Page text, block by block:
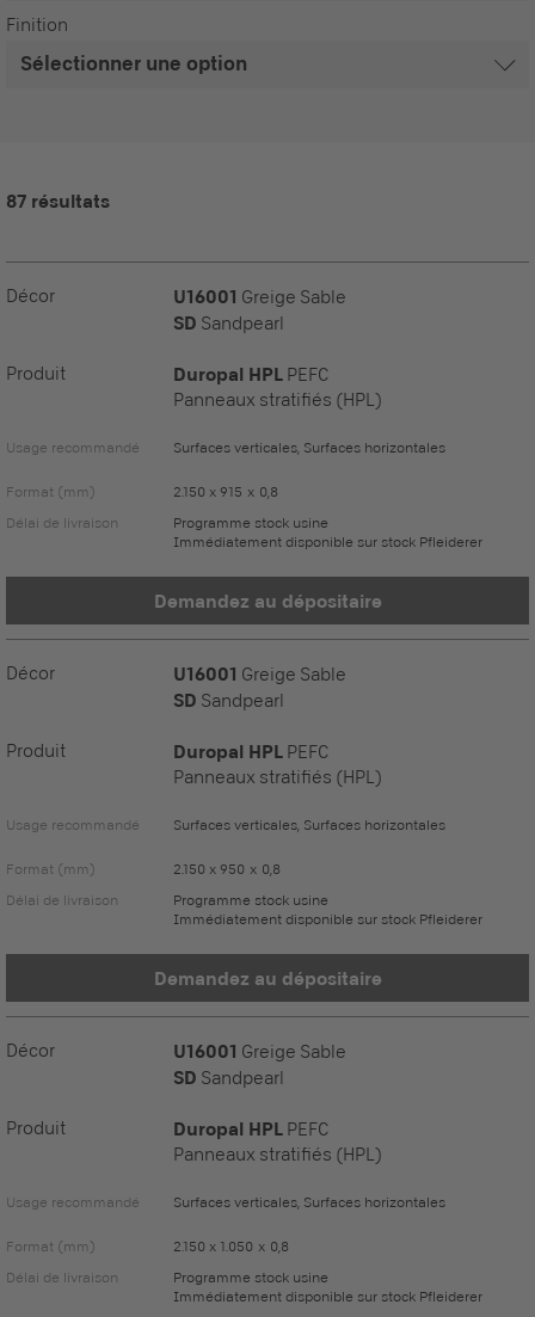
Finition
87 résultats
Décor U16001 Greige Sable
SD Sandpearl
Produit Duropal HPL PEFC
Panneaux stratifiés (HPL)
Usage recommandé Surfaces verticales, Surfaces horizontales
Format (mm)
2.150 x 915 x 0,8
Délai de livraison
Programme stock usine
Immédiatement disponible sur stock Pfleiderer
Demandez au dépositaire
Décor U16001 Greige Sable
SD Sandpearl
Produit Duropal HPL PEFC
Panneaux stratifiés (HPL)
Usage recommandé Surfaces verticales, Surfaces horizontales
Format (mm)
2.150 x 950 x 0,8
Délai de livraison
Programme stock usine
Immédiatement disponible sur stock Pfleiderer
Demandez au dépositaire
Décor U16001 Greige Sable
SD Sandpearl
Produit Duropal HPL PEFC
Panneaux stratifiés (HPL)
Usage recommandé Surfaces verticales, Surfaces horizontales
Format (mm)
2.150 x 1.050 x 0,8
Délai de livraison
Programme stock usine
Immédiatement disponible sur stock Pfleiderer